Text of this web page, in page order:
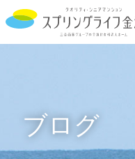
ブログ